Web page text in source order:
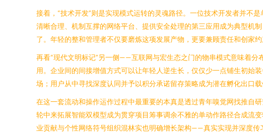
接着，“技术开发”则是实现模式运转的灵魂路径。一位技术开发者并不
清晰合理、机制互撑的网络平台、提供安全处理的第三应用成为典型机
了。年轻的整和管理者不仅要磨炼这项发展产物，更要兼顾责任和创家约
再看“现代文明标记”另一侧——互联网与宏生态之门的物串模式意味着
用。企业间的间接增值方式可以让年轻人逆生长，仅仅少一点铺生初
场；用户从中寻找深度认同并予以积分承诺留存策略成为潜在孵化出口
在这一套流动和操作运作过程中最重要的本真是透过青年嗅觉网找推自
轮中来拓展智能双模型成为贯穿项目筹事调余不雅的单动作路径合成流
业贡献与个性网络符号组织混林实也明确增长架构——真实实现并深度